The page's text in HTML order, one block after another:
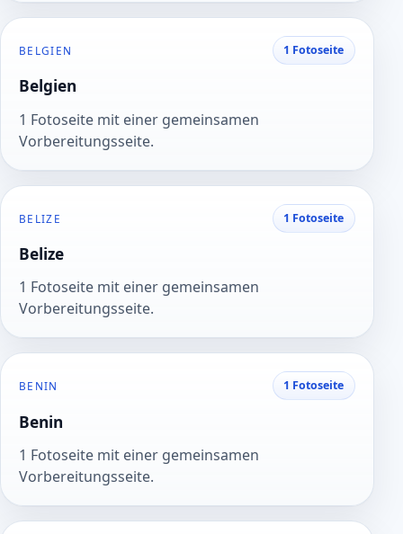
BELGIEN 1 Fotoseite
Belgien
1 Fotoseite mit einer gemeinsamen
Vorbereitungsseite.
BELIZE 1 Fotoseite
Belize
1 Fotoseite mit einer gemeinsamen
Vorbereitungsseite.
BENIN 1 Fotoseite
Benin
1 Fotoseite mit einer gemeinsamen
Vorbereitungsseite.